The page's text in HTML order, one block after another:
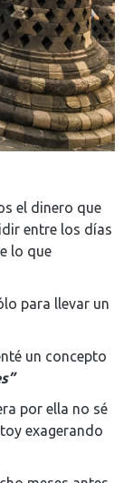
el dinero que
entre los días
lo que
para llevar un
un concepto
por ella no sé
exagerando